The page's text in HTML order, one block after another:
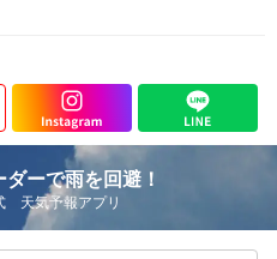
ダーで雨を回避！
天気予報アプリ